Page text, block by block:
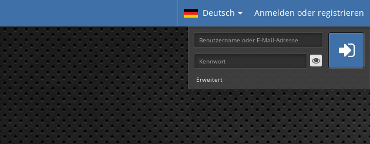
Deutsch Anmelden oder registrieren
Erweitert